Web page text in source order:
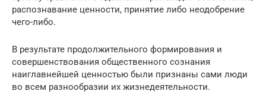
распознавание ценности, принятие либо неодобрение
чего-либо.
В результате продолжительного формирования и
совершенствования общественного сознания
наиглавнейшей ценностью были признаны сами люди
во всем разнообразии их жизнедеятельности.